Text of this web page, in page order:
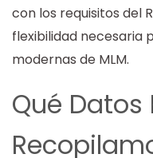
con los requisitos del
flexibilidad necesaria
modernas de MLM.
Qué Datos